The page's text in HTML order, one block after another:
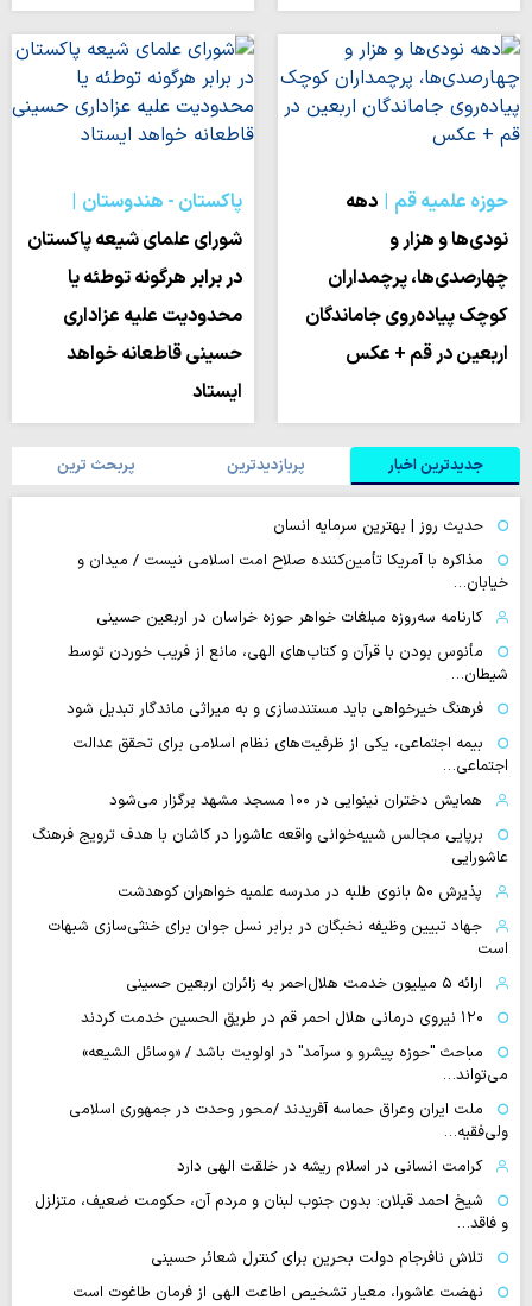
حوزه علمیه قم
دهه‌
نودی‌ها و هزار و
چهارصدی‌ها، پرچمداران
کوچک پیاده‌روی جاماندگان
اربعین در قم + عکس
پاکستان - هندوستان
شورای علمای شیعه پاکستان
در برابر هرگونه توطئه یا
محدودیت علیه عزاداری
حسینی قاطعانه خواهد
ایستاد
جدیدترین اخبار پربازدیدترین پربحث ترین
حدیث روز | بهترین سرمایه انسان
مذاکره با آمریکا تأمین‌کننده صلاح امت اسلامی نیست / میدان و
خیابان…
کارنامه سه‌روزه مبلغات خواهر حوزه خراسان در اربعین حسینی
مأنوس بودن با قرآن و کتاب‌های الهی، مانع از فریب خوردن توسط
شیطان…
فرهنگ خیرخواهی باید مستندسازی و به میراثی ماندگار تبدیل شود
بیمه اجتماعی، یکی از ظرفیت‌های نظام اسلامی برای تحقق عدالت
اجتماعی…
همایش دختران نینوایی در ۱۰۰ مسجد مشهد برگزار می‌شود
برپایی مجالس شبیه‌خوانی واقعه عاشورا در کاشان با هدف ترویج فرهنگ
عاشورایی
پذیرش ۵۰ بانوی طلبه در مدرسه علمیه خواهران کوهدشت
جهاد تبیین وظیفه نخبگان در برابر نسل جوان برای خنثی‌سازی شبهات
است
ارائه ۵ میلیون خدمت هلال‌احمر به زائران اربعین حسینی
۱۲۰ نیروی درمانی هلال احمر قم در طریق الحسین خدمت کردند
مباحث "حوزه پیشرو و سرآمد" در اولویت باشد / «وسائل الشیعه»
می‌تواند…
ملت ایران وعراق حماسه آفریدند /محور وحدت در جمهوری اسلامی
ولی‌فقیه…
کرامت انسانی در اسلام ریشه در خلقت الهی دارد
شیخ احمد قبلان: بدون جنوب لبنان و مردم آن، حکومت ضعیف، متزلزل
و فاقد…
تلاش نافرجام دولت بحرین برای کنترل شعائر حسینی
نهضت عاشورا، معیار تشخیص اطاعت الهی از فرمان طاغوت است